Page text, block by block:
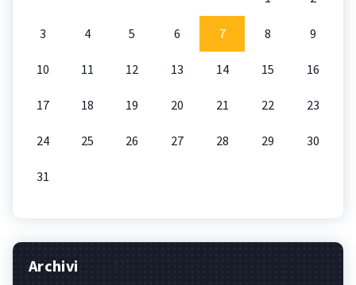
3 4 5 6 7 8 9
10 11 12 13 14 15 16
17 18 19 20 21 22 23
24 25 26 27 28 29 30
31
Archivi